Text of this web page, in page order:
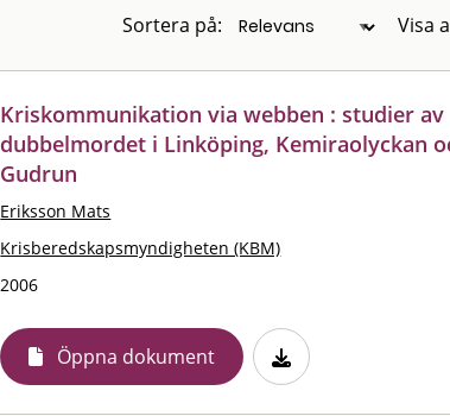
Sortera på: Visa
Kriskommunikation via webben : studier av
dubbelmordet i Linköping, Kemiraolyckan
Gudrun
Eriksson Mats
Krisberedskapsmyndigheten (KBM)
2006
Öppna dokument